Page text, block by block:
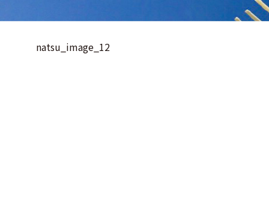
natsu_image_12